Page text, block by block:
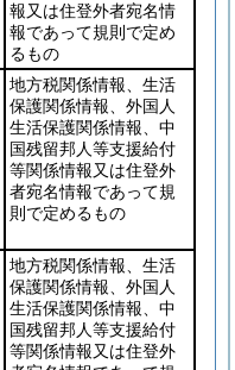
報又は住登外者宛名情
報であって規則で定め
るもの
地方税関係情報、生活
保護関係情報、外国人
生活保護関係情報、中
国残留邦人等支援給付
等関係情報又は住登外
者宛名情報であって規
則で定めるもの
地方税関係情報、生活
保護関係情報、外国人
生活保護関係情報、中
国残留邦人等支援給付
等関係情報又は住登外